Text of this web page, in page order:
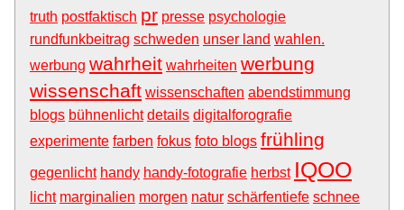
truth postfaktisch pr presse psychologie
rundfunkbeitrag schweden unser land wahlen.
werbung wahrheit wahrheiten werbung
wissenschaft wissenschaften abendstimmung
blogs bühnenlicht details digitalforografie
experimente farben fokus foto blogs frühling
gegenlicht handy handy-fotografie herbst IQOO
licht marginalien morgen natur schärfentiefe schnee